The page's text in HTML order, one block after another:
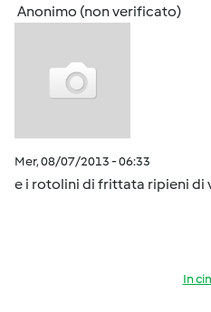
Anonimo (non verificato)
Mer, 08/07/2013 - 06:33
e i rotolini di frittata ripieni di
In